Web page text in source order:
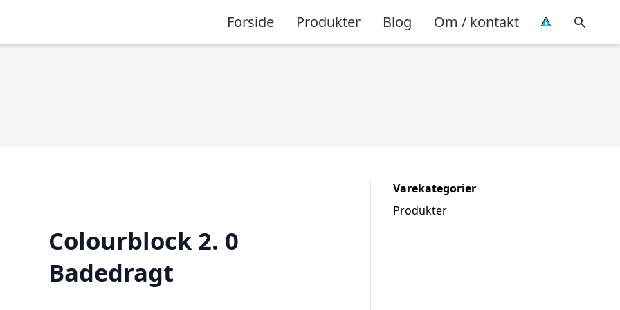
Forside Produkter Blog Om / kontakt
Colourblock 2. 0
Badedragt
Varekategorier
Produkter